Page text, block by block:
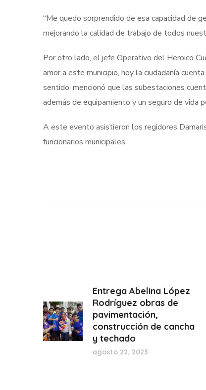
“Me quedo sorprendido de esa capacidad de
mejorando la calidad de trabajo de todos
Por otro lado, el jefe Operativo del Heroico
amor a este municipio, hoy la ciudadanía
sentido, mencionó que las subestaciones
además de equipamiento y un seguro de vida
A este evento asistieron los regidores
funcionarios municipales.
Entrega Abelina López
Rodríguez obras de
pavimentación,
construcción de cancha
y techado
agosto 22, 2023